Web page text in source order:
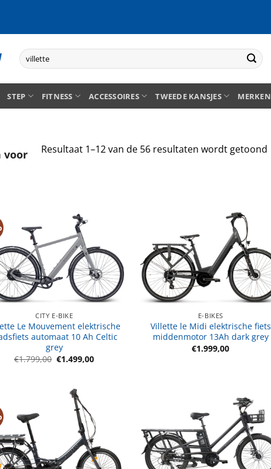
Zoeken
naar:
STEP FITNESS ACCESSOIRES TWEEDE KANSJES MERKEN
voor Resultaat 1–12 van de 56 resultaten wordt getoond
CITY E-BIKE
Le Mouvement elektrische
automaat 10 Ah Celtic
grey
€1.799,00 Oorspronkelijke
€1.499,00Huidige
E-BIKES
Villette le Midi elektrische fiets
middenmotor 13Ah dark grey
€1.999,00